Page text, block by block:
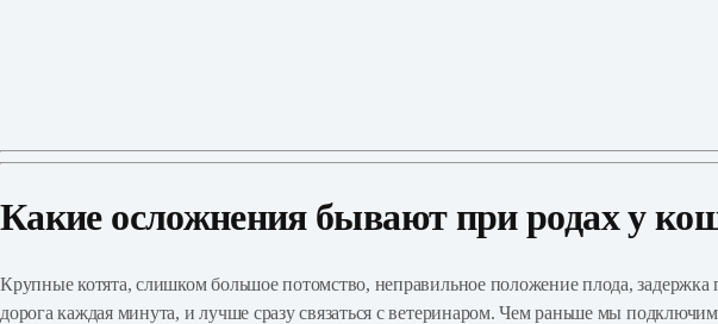
Какие осложнения бывают при родах у
Крупные котята, слишком большое потомство, неправильное положение плода,
дорога каждая минута, и лучше сразу связаться с ветеринаром. Чем раньше мы